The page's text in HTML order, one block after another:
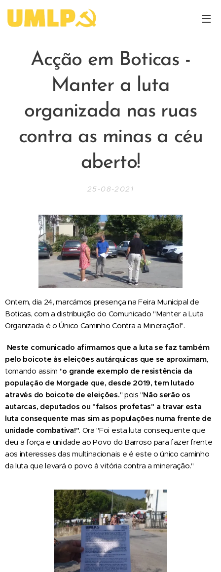
Acção em Boticas -
Manter a luta
organizada nas ruas
contra as minas a céu
aberto!
25-08-2021
Ontem, dia 24, marcámos presença na Feira Municipal de
Boticas, com a distribuição do Comunicado "Manter a Luta
Organizada é o Único Caminho Contra a Mineração!".
Neste comunicado afirmamos que a luta se faz também
pelo boicote às eleições autárquicas que se aproximam,
tomando assim "o grande exemplo de resistência da
população de Morgade que, desde 2019, tem lutado
através do boicote de eleições." pois "Não serão os
autarcas, deputados ou "falsos profetas" a travar esta
luta consequente mas sim as populações numa frente de
unidade combativa!". Ora "Foi esta luta consequente que
deu a força e unidade ao Povo do Barroso para fazer frente
aos interesses das multinacionais e é este o único caminho
da luta que levará o povo à vitória contra a mineração."